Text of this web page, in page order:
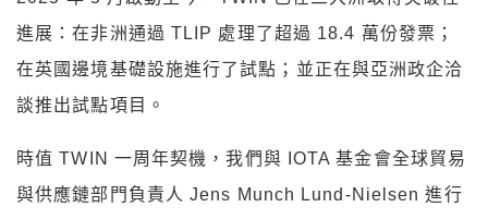
進展：在非洲通過 TLIP 處理了超過 18.4 萬份發票；
在英國邊境基礎設施進行了試點；並正在與亞洲政企洽
談推出試點項目。
時值 TWIN 一周年契機，我們與 IOTA 基金會全球貿易
與供應鏈部門負責人 Jens Munch Lund-Nielsen 進行